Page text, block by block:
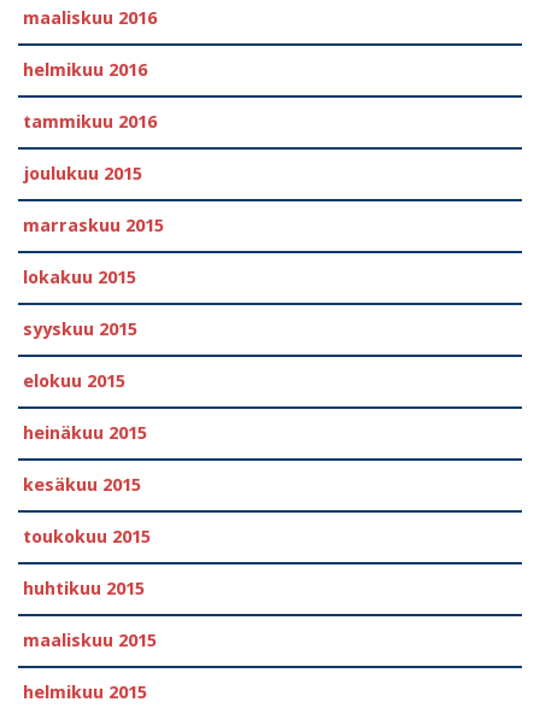
maaliskuu 2016
helmikuu 2016
tammikuu 2016
joulukuu 2015
marraskuu 2015
lokakuu 2015
syyskuu 2015
elokuu 2015
heinäkuu 2015
kesäkuu 2015
toukokuu 2015
huhtikuu 2015
maaliskuu 2015
helmikuu 2015